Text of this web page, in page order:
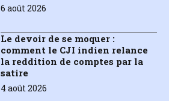
6 août 2026
Le devoir de se moquer :
comment le CJI indien relance
la reddition de comptes par la
satire
4 août 2026